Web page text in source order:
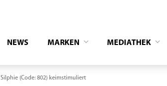
NEWS MARKEN MEDIATHEK
Silphie (Code: 802) keimstimuliert